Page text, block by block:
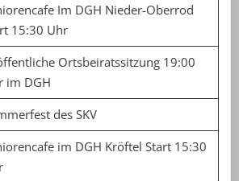
Im DGH Nieder-Oberrod
15:30 Uhr
Ortsbeiratssitzung 19:00
im DGH
des SKV
im DGH Kröftel Start 15:30